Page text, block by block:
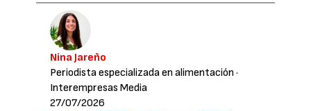
Nina Jareño
Periodista especializada en alimentación ·
Interempresas Media
27/07/2026